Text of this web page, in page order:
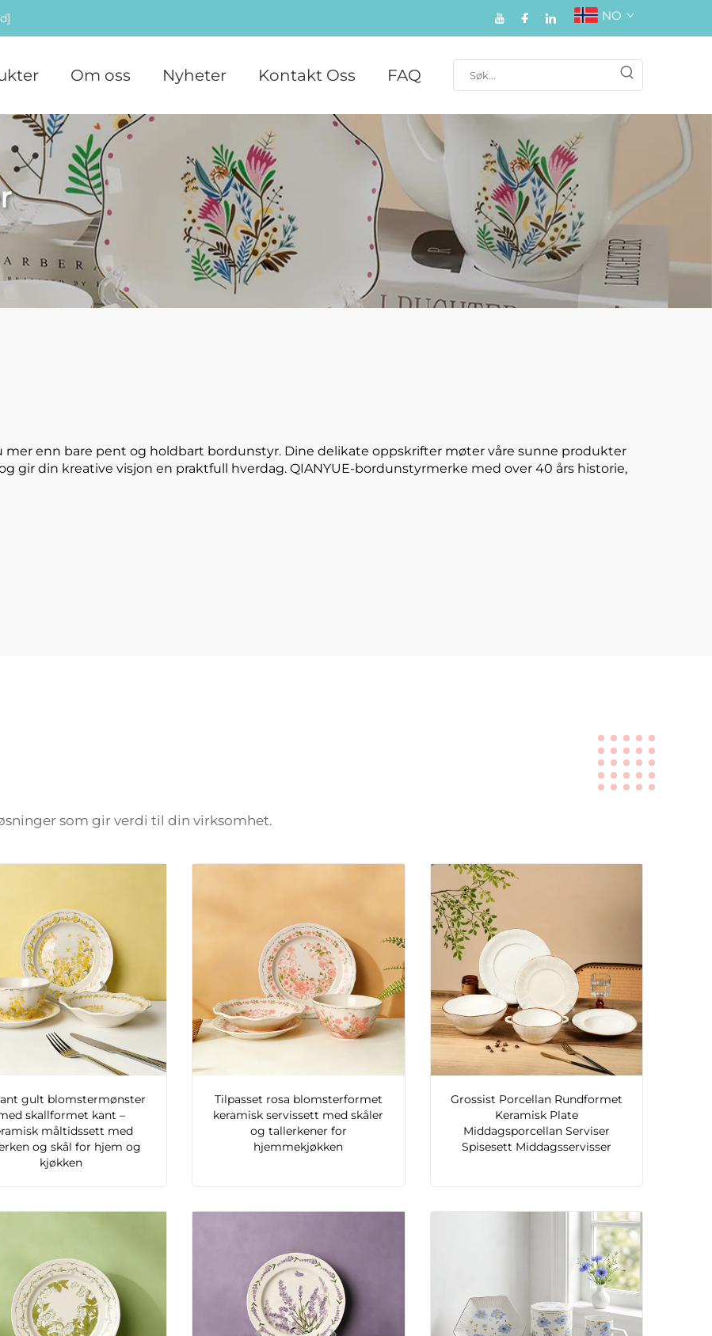
NO
Om oss Nyheter Kontakt Oss FAQ
mer enn bare pent og holdbart bordunstyr. Dine delikate oppskrifter møter våre sunne produkter
gir din kreative visjon en praktfull hverdag. QIANYUE-bordunstyrmerke med over 40 års historie,
som gir verdi til din virksomhet.
gult blomstermønster
skallformet kant –
måltidssett med
og skål for hjem og
kjøkken
Tilpasset rosa blomsterformet
keramisk servissett med skåler
og tallerkener for
hjemmekjøkken
Grossist Porcellan Rundformet
Keramisk Plate
Middagsporcellan Serviser
Spisesett Middagsservisser